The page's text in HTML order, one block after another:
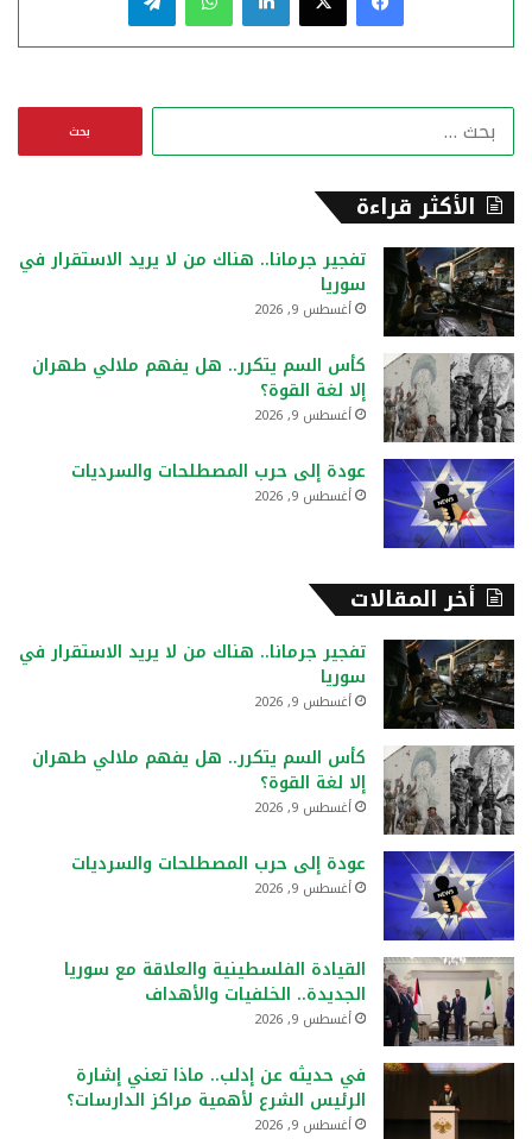
ن
الأكثر قراءة
تفجير جرمانا.. هناك من لا يريد الاستقرار في
سوريا
أغسطس 9, 2026
كأس السم يتكرر.. هل يفهم ملالي طهران
إلا لغة القوة؟
أغسطس 9, 2026
عودة إلى حرب المصطلحات والسرديات
أغسطس 9, 2026
أخر المقالات
تفجير جرمانا.. هناك من لا يريد الاستقرار في
سوريا
أغسطس 9, 2026
كأس السم يتكرر.. هل يفهم ملالي طهران
إلا لغة القوة؟
أغسطس 9, 2026
عودة إلى حرب المصطلحات والسرديات
أغسطس 9, 2026
القيادة الفلسطينية والعلاقة مع سوريا
الجديدة.. الخلفيات والأهداف
أغسطس 9, 2026
في حديثه عن إدلب.. ماذا تعني إشارة
الرئيس الشرع لأهمية مراكز الدارسات؟
أغسطس 9, 2026